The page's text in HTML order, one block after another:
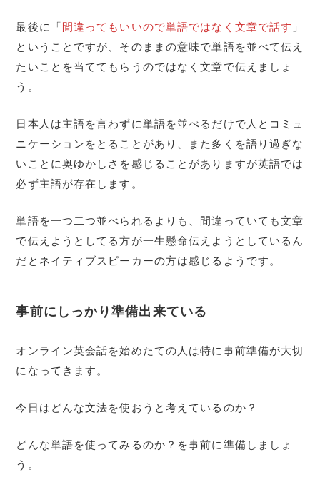
最後に「間違ってもいいので単語ではなく文章で話す 」
ということですが、そのままの意味で単語を並べて伝え
たいことを当ててもらうのではなく文章で伝えましょ
う。
日本人は主語を言わずに単語を並べるだけで人とコミュ
ニケーションをとることがあり、また多くを語り過ぎな
いことに奥ゆかしさを感じることがありますが英語では
必ず主語が存在します。
単語を一つ二つ並べられるよりも、間違っていても文章
で伝えようとしてる方が一生懸命伝えようとしているん
だとネイティブスピーカーの方は感じるようです。
事前にしっかり準備出来ている
オンライン英会話を始めたての人は特に事前準備が大切
になってきます。
今日はどんな文法を使おうと考えているのか？
どんな単語を使ってみるのか？を事前に準備しましょ
う。